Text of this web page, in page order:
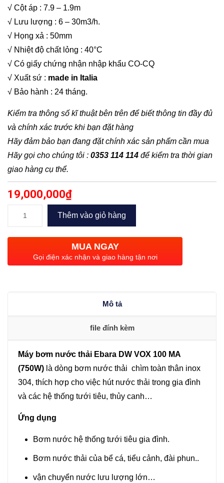
√ Cột áp : 7.9 – 1.9m
√ Lưu lượng : 6 – 30m3/h.
√ Họng xả : 50mm
√ Nhiệt độ chất lỏng : 40°C
√ Có giấy chứng nhận nhập khẩu CO-CQ
√ Xuất sứ : made in Italia
√ Bảo hành : 24 tháng.
Kiểm tra thông số kĩ thuật bên trên để biết thông tin đầy đủ
và chính xác trước khi bạn đặt hàng
Hãy đảm bảo bạn đang đặt chính xác sản phẩm cần mua
Hãy gọi cho chúng tôi : 0353 114 114 để kiểm tra thời gian
giao hàng cụ thể.
19,000,000₫
nước
Ebara
lượng
Thêm vào giỏ hàng
MUA NGAY
Gọi điện xác nhận và giao hàng tận nơi
Mô tả
file đính kèm
Máy bơm nước thải Ebara DW VOX 100 MA
(750W) là dòng bơm nước thải chìm toàn thân inox
304, thích hợp cho việc hút nước thải trong gia đình
và các hệ thống tưới tiêu, thủy canh…
Ứng dụng
Bơm nước hệ thống tưới tiêu gia đình.
Bơm nước thải của bể cá, tiểu cảnh, đài phun..
vận chuyển nước lưu lượng lớn…